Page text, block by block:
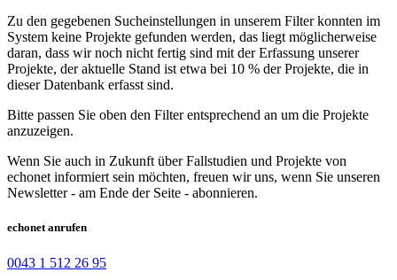
Zu den gegebenen Sucheinstellungen in unserem Filter konnten im
System keine Projekte gefunden werden, das liegt möglicherweise
daran, dass wir noch nicht fertig sind mit der Erfassung unserer
Projekte, der aktuelle Stand ist etwa bei 10 % der Projekte, die in
dieser Datenbank erfasst sind.
Bitte passen Sie oben den Filter entsprechend an um die Projekte
anzuzeigen.
Wenn Sie auch in Zukunft über Fallstudien und Projekte von
echonet informiert sein möchten, freuen wir uns, wenn Sie unseren
Newsletter - am Ende der Seite - abonnieren.
echonet anrufen
0043 1 512 26 95